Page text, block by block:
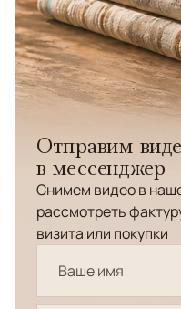
Отправим
в мессенджер
Снимем видео в
рассмотреть
визита или покупки